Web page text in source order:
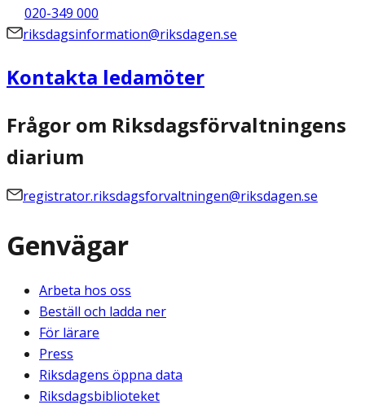
020-349 000
riksdagsinformation@riksdagen.se
Kontakta ledamöter
Frågor om Riksdagsförvaltningens
diarium
registrator.riksdagsforvaltningen@riksdagen.se
Genvägar
Arbeta hos oss
Beställ och ladda ner
För lärare
Press
Riksdagens öppna data
Riksdagsbiblioteket